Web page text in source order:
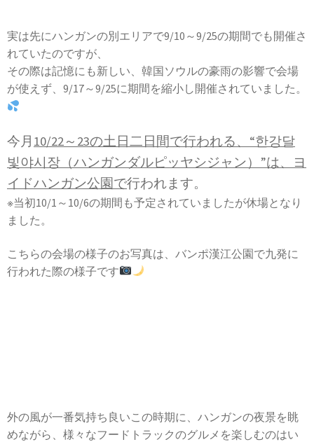
実は先にハンガンの別エリアで9/10～9/25の期間でも開催さ
れていたのですが、
その際は記憶にも新しい、韓国ソウルの豪雨の影響で会場
が使えず、9/17～9/25に期間を縮小し開催されていました。
今月 10/22～23の土日二日間で行われる、“한강달
빛야시장（ハンガンダルピッヤシジャン）”は、ヨ
イドハンガン公園で行われます。
※当初10/1～10/6の期間も予定されていましたが休場となり
ました。
こちらの会場の様子のお写真は、バンポ漢江公園で九発に
行われた際の様子です
外の風が一番気持ち良いこの時期に、ハンガンの夜景を眺
めながら、様々なフードトラックのグルメを楽しむのはい